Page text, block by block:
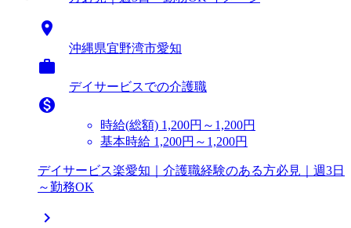

沖縄県宜野湾市愛知

デイサービスでの介護職

時給(総額) 1,200円～1,200円
基本時給 1,200円～1,200円
デイサービス楽愛知｜介護職経験のある方必見｜週3日
～勤務OK
